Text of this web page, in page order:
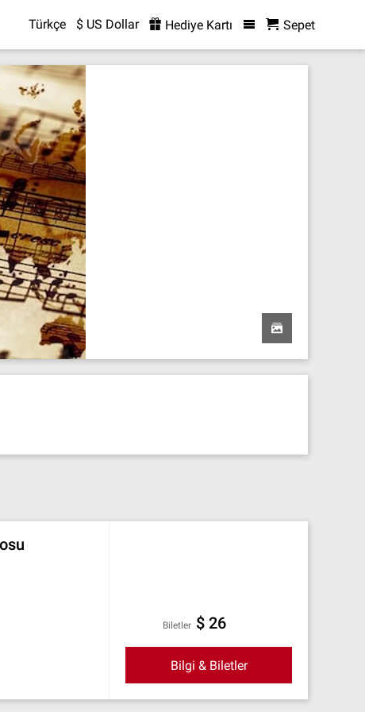
Türkçe $ US Dollar Hediye Kartı Sepet
Biletler $ 26
Bilgi & Biletler